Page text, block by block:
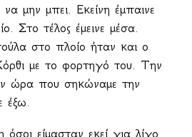
μην μπει. Εκείνη έμπαινε
Στο τέλος έμεινε μέσα.
στο πλοίο ήταν και ο
με το φορτηγό του. Την
ώρα που σηκώναμε την
έξω.
είμασταν εκεί για λίγο.